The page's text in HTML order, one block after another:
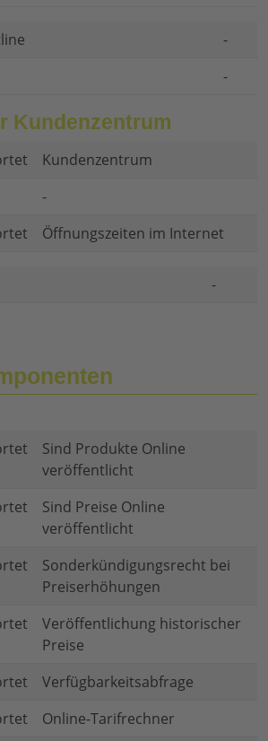
-
-
Kundenzentrum
Kundenzentrum
-
Öffnungszeiten im Internet
-
Sind Produkte Online
veröffentlicht
Sind Preise Online
veröffentlicht
Sonderkündigungsrecht bei
Preiserhöhungen
Veröffentlichung historischer
Preise
Verfügbarkeitsabfrage
Online-Tarifrechner